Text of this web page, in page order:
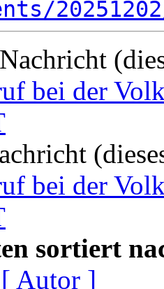
bei der
bei der
sortiert
[ Autor ]